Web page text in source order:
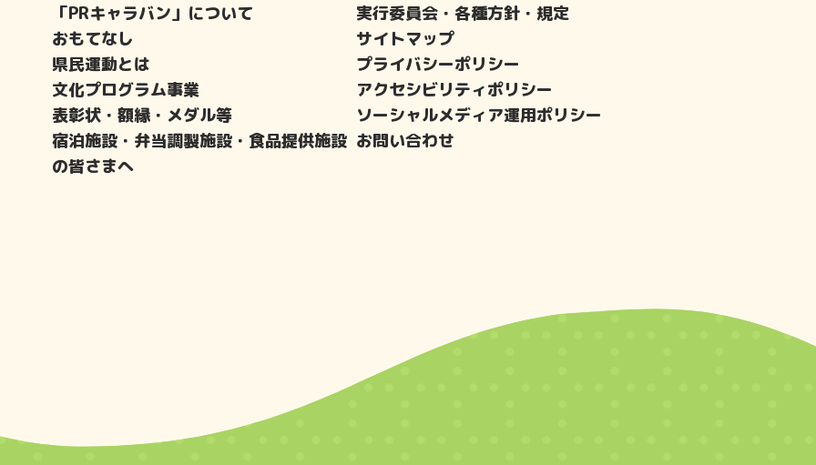
「PRキャラバン」について
おもてなし
県民運動とは
文化プログラム事業
表彰状・額縁・メダル等
宿泊施設・弁当調製施設・食品提供施設
の皆さまへ
実行委員会・各種方針・規定
サイトマップ
プライバシーポリシー
アクセシビリティポリシー
ソーシャルメディア運用ポリシー
お問い合わせ